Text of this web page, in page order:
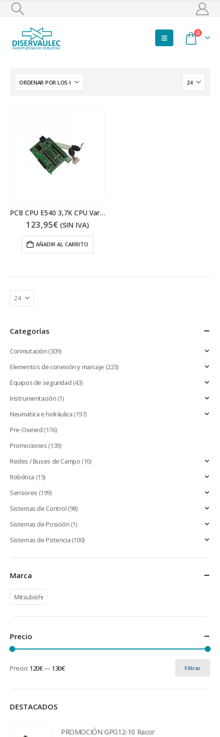
0
PCB CPU E540 3,7K CPU Variador
123,95€ (SIN IVA)
AÑADIR AL CARRITO
Categorías
Conmutación(309)
Elementos de conexión y marcaje (223)
Equipos de seguridad(43)
Instrumentación(1)
Neumática e hidráulica(197)
Pre-Owned(176)
Promociones(139)
Redes / Buses de Campo(10)
Robótica (15)
Sensores (199)
Sistemas de Control(98)
Sistemas de Posición(1)
Sistemas de Potencia(100)
Marca
Mitsubishi
Precio
Filtrar
Precio: 120€— 130€
DESTACADOS
PROMOCIÓN GPG12-10 Racor